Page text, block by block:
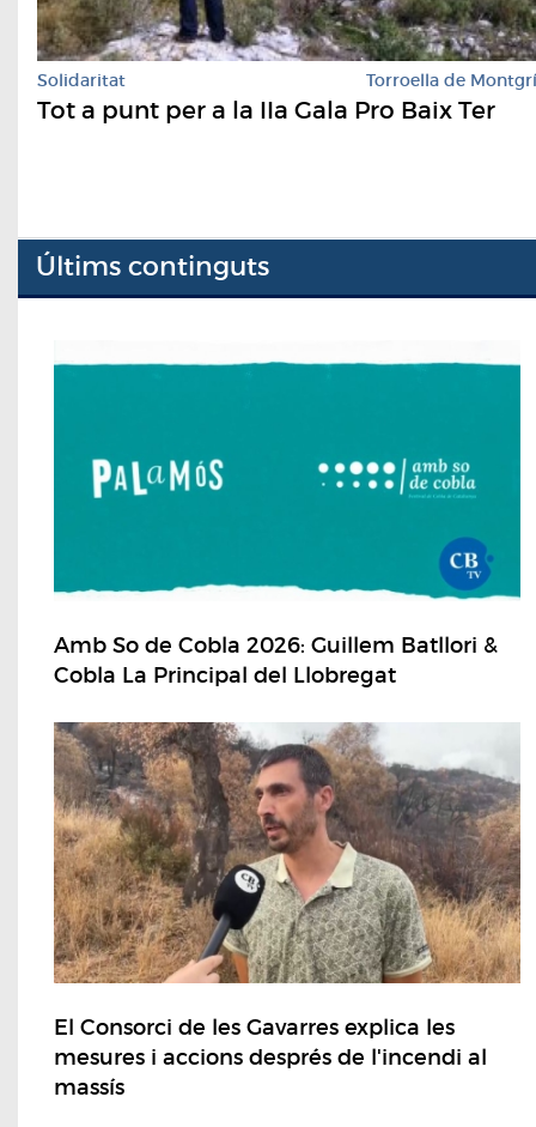
Solidaritat Torroella de Montgrí
Tot a punt per a la IIa Gala Pro Baix Ter
Últims continguts
Amb So de Cobla 2026: Guillem Batllori &
Cobla La Principal del Llobregat
El Consorci de les Gavarres explica les
mesures i accions després de l'incendi al
massís